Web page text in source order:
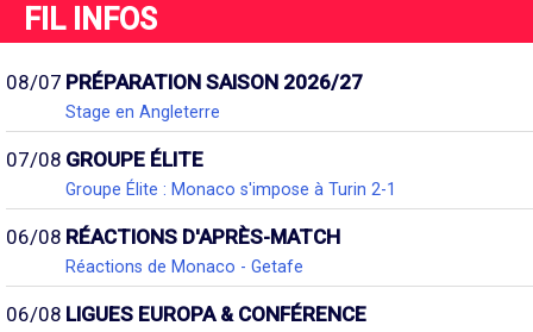
FIL INFOS
08/07 PRÉPARATION SAISON 2026/27
Stage en Angleterre
07/08 GROUPE ÉLITE
Groupe Élite : Monaco s'impose à Turin 2-1
06/08 RÉACTIONS D'APRÈS-MATCH
Réactions de Monaco - Getafe
06/08 LIGUES EUROPA & CONFÉRENCE